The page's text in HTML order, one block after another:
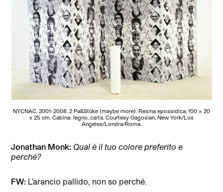
NYCNAC, 2001-2008. 2 PaßStüke (maybe more). Resina epossidica, 100 x 20
x 25 cm. Cabina: legno, carta. Courtesy Gagosian, New York/Los
Angeles/Londra/Roma.
Jonathan Monk: Qual è il tuo colore preferito e
perché?
FW: L’arancio pallido, non so perché.